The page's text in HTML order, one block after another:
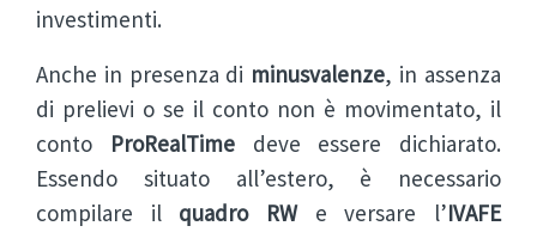
investimenti.
Anche in presenza di minusvalenze, in assenza
di prelievi o se il conto non è movimentato, il
conto ProRealTimedeve essere dichiarato.
Essendo situato all’estero, è necessario
compilare il quadro RWe versare l’IVAFE